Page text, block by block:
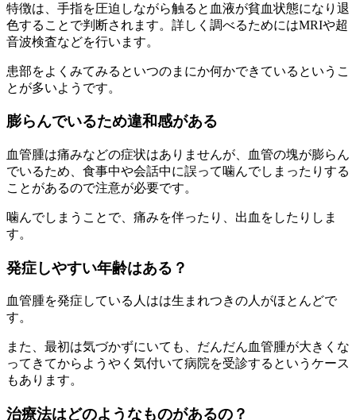
特徴は、手指を圧迫しながら触ると血液が貧血状態になり退
色することで判断されます。詳しく調べるためにはMRIや超
音波検査などを行います。
患部をよくみてみるといつのまにか何かできているというこ
とが多いようです。
膨らんでいるため違和感がある
血管腫は痛みなどの症状はありませんが、血管の塊が膨らん
でいるため、食事中や会話中に誤って噛んでしまったりする
ことがあるので注意が必要です。
噛んでしまうことで、痛みを伴ったり、出血をしたりしま
す。
発症しやすい年齢はある？
血管腫を発症している人はは生まれつきの人がほとんどで
す。
また、最初は気づかずにいても、だんだん血管腫が大きくな
ってきてからようやく気付いて病院を受診するというケース
もあります。
治療法はどのようなものがあるの？